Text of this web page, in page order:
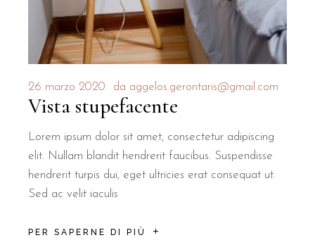
26 marzo 2020 da aggelos.gerontaris@gmail.com
Vista stupefacente
Lorem ipsum dolor sit amet, consectetur adipiscing
elit. Nullam blandit hendrerit faucibus. Suspendisse
hendrerit turpis dui, eget ultricies erat consequat ut.
Sed ac velit iaculis
PER SAPERNE DI PIÙ